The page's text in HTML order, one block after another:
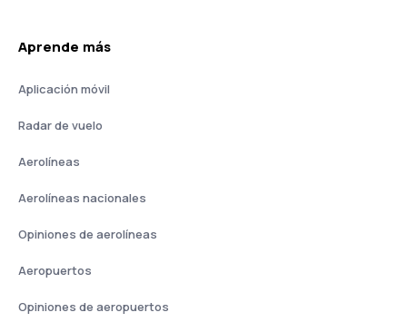
Aprende más
Aplicación móvil
Radar de vuelo
Aerolíneas
Aerolíneas nacionales
Opiniones de aerolíneas
Aeropuertos
Opiniones de aeropuertos